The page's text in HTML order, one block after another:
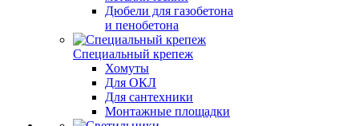
Дюбели для газобетона
и пенобетона
Специальный крепеж
Хомуты
Для ОКЛ
Для сантехники
Монтажные площадки